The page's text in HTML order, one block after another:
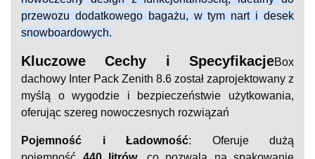
przewozu dodatkowego bagażu, w tym nart i desek
snowboardowych.
Kluczowe Cechy i SpecyfikacjeBox
dachowy Inter Pack Zenith 8.6 został zaprojektowany z
myślą o wygodzie i bezpieczeństwie użytkowania,
oferując szereg nowoczesnych rozwiązań
Pojemność i Ładowność: Oferuje dużą